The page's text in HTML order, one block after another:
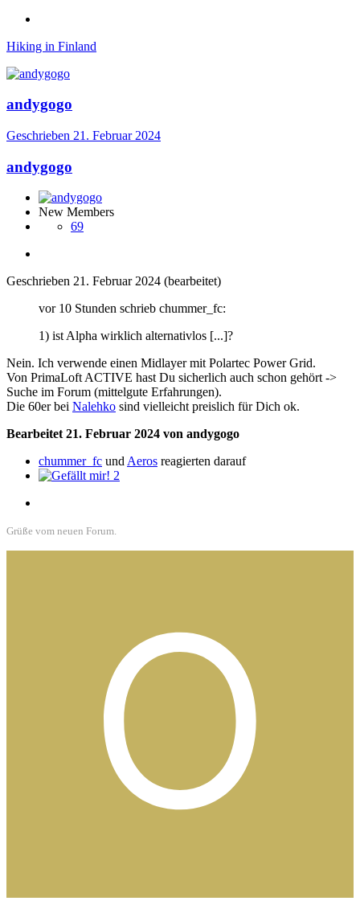
Hiking in Finland
andygogo
Geschrieben 21. Februar 2024
andygogo
New Members
69
Geschrieben 21. Februar 2024 (bearbeitet)
vor 10 Stunden schrieb chummer_fc:
1) ist Alpha wirklich alternativlos [...]?
Nein. Ich verwende einen Midlayer mit Polartec Power Grid.
Von PrimaLoft ACTIVE hast Du sicherlich auch schon gehört ->
Suche im Forum (mittelgute Erfahrungen).
Die 60er bei Nalehko sind vielleicht preislich für Dich ok.
Bearbeitet 21. Februar 2024 von andygogo
chummer_fc und Aeros reagierten darauf
2
Grüße vom neuen Forum.